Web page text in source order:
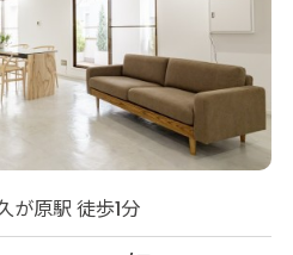
が原駅 徒歩1分